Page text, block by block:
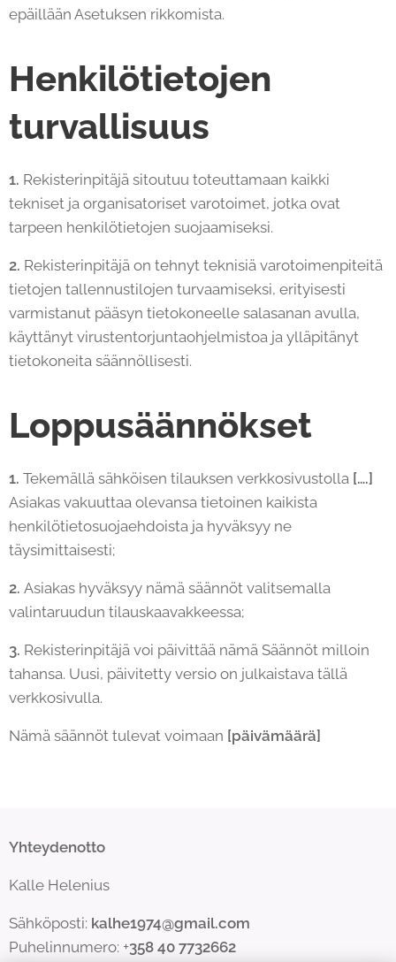
epäillään Asetuksen rikkomista.
Henkilötietojen
turvallisuus
1. Rekisterinpitäjä sitoutuu toteuttamaan kaikki
tekniset ja organisatoriset varotoimet, jotka ovat
tarpeen henkilötietojen suojaamiseksi.
2. Rekisterinpitäjä on tehnyt teknisiä varotoimenpiteitä
tietojen tallennustilojen turvaamiseksi, erityisesti
varmistanut pääsyn tietokoneelle salasanan avulla,
käyttänyt virustentorjuntaohjelmistoa ja ylläpitänyt
tietokoneita säännöllisesti.
Loppusäännökset
1. Tekemällä sähköisen tilauksen verkkosivustolla [….]
Asiakas vakuuttaa olevansa tietoinen kaikista
henkilötietosuojaehdoista ja hyväksyy ne
täysimittaisesti;
2. Asiakas hyväksyy nämä säännöt valitsemalla
valintaruudun tilauskaavakkeessa;
3. Rekisterinpitäjä voi päivittää nämä Säännöt milloin
tahansa. Uusi, päivitetty versio on julkaistava tällä
verkkosivulla.
Nämä säännöt tulevat voimaan [päivämäärä]
Yhteydenotto
Kalle Helenius
Sähköposti: kalhe1974@gmail.com
Puhelinnumero: +358 40 7732662